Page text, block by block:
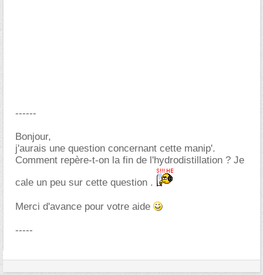
------
Bonjour,
j'aurais une question concernant cette manip'.
Comment repère-t-on la fin de l'hydrodistillation ? Je
cale un peu sur cette question .
Merci d'avance pour votre aide
-----